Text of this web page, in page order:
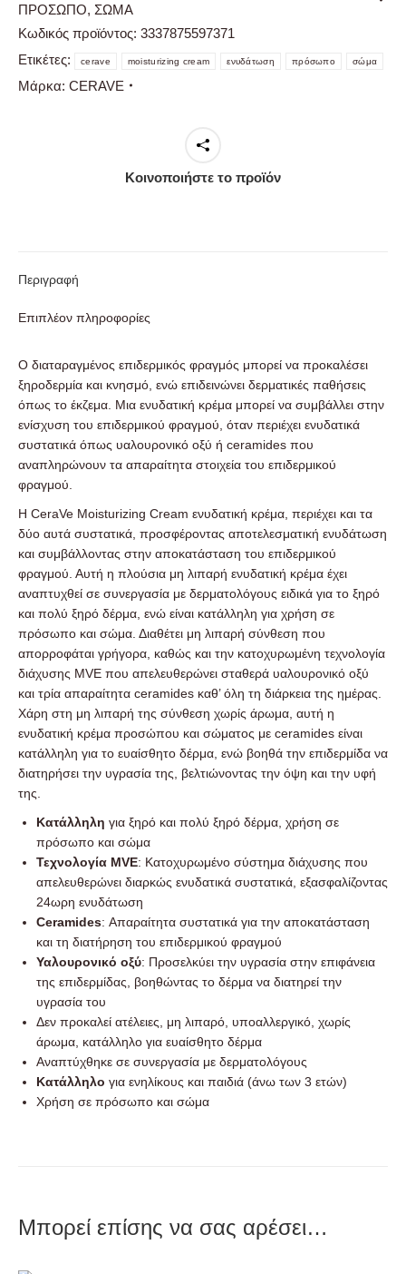
for
Dry
Very
Dry
Ξηρή
ΠΡΟΣΩΠΟ, ΣΩΜΑ
Κωδικός προϊόντος: 3337875597371
Ετικέτες:
cerave moisturizing cream ενυδάτωση πρόσωπο σώμα
Μάρκα: CERAVE
Κοινοποιήστε το προϊόν
Περιγραφή
Επιπλέον πληροφορίες
Ο διαταραγμένος επιδερμικός φραγμός μπορεί να προκαλέσει
ξηροδερμία και κνησμό, ενώ επιδεινώνει δερματικές παθήσεις
όπως το έκζεμα. Μια ενυδατική κρέμα μπορεί να συμβάλλει στην
ενίσχυση του επιδερμικού φραγμού, όταν περιέχει ενυδατικά
συστατικά όπως υαλουρονικό οξύ ή ceramides που
αναπληρώνουν τα απαραίτητα στοιχεία του επιδερμικού
φραγμού.
Η CeraVe Moisturizing Cream ενυδατική κρέμα, περιέχει και τα
δύο αυτά συστατικά, προσφέροντας αποτελεσματική ενυδάτωση
και συμβάλλοντας στην αποκατάσταση του επιδερμικού
φραγμού. Αυτή η πλούσια μη λιπαρή ενυδατική κρέμα έχει
αναπτυχθεί σε συνεργασία με δερματολόγους ειδικά για το ξηρό
και πολύ ξηρό δέρμα, ενώ είναι κατάλληλη για χρήση σε
πρόσωπο και σώμα. Διαθέτει μη λιπαρή σύνθεση που
απορροφάται γρήγορα, καθώς και την κατοχυρωμένη τεχνολογία
διάχυσης MVE που απελευθερώνει σταθερά υαλουρονικό οξύ
και τρία απαραίτητα ceramides καθ’ όλη τη διάρκεια της ημέρας.
Χάρη στη μη λιπαρή της σύνθεση χωρίς άρωμα, αυτή η
ενυδατική κρέμα προσώπου και σώματος με ceramides είναι
κατάλληλη για το ευαίσθητο δέρμα, ενώ βοηθά την επιδερμίδα να
διατηρήσει την υγρασία της, βελτιώνοντας την όψη και την υφή
της.
Κατάλληλη για ξηρό και πολύ ξηρό δέρμα, χρήση σε
πρόσωπο και σώμα
Τεχνολογία MVE: Κατοχυρωμένο σύστημα διάχυσης που
απελευθερώνει διαρκώς ενυδατικά συστατικά, εξασφαλίζοντας
24ωρη ενυδάτωση
Ceramides: Απαραίτητα συστατικά για την αποκατάσταση
και τη διατήρηση του επιδερμικού φραγμού
Υαλουρονικό οξύ: Προσελκύει την υγρασία στην επιφάνεια
της επιδερμίδας, βοηθώντας το δέρμα να διατηρεί την
υγρασία του
Δεν προκαλεί ατέλειες, μη λιπαρό, υποαλλεργικό, χωρίς
άρωμα, κατάλληλο για ευαίσθητο δέρμα
Αναπτύχθηκε σε συνεργασία με δερματολόγους
Κατάλληλο για ενηλίκους και παιδιά (άνω των 3 ετών)
Χρήση σε πρόσωπο και σώμα
Μπορεί επίσης να σας αρέσει…